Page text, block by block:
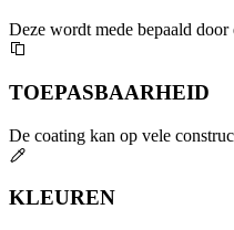
Deze wordt mede bepaald
TOEPASBAARHEID
De coating kan op vele
KLEUREN